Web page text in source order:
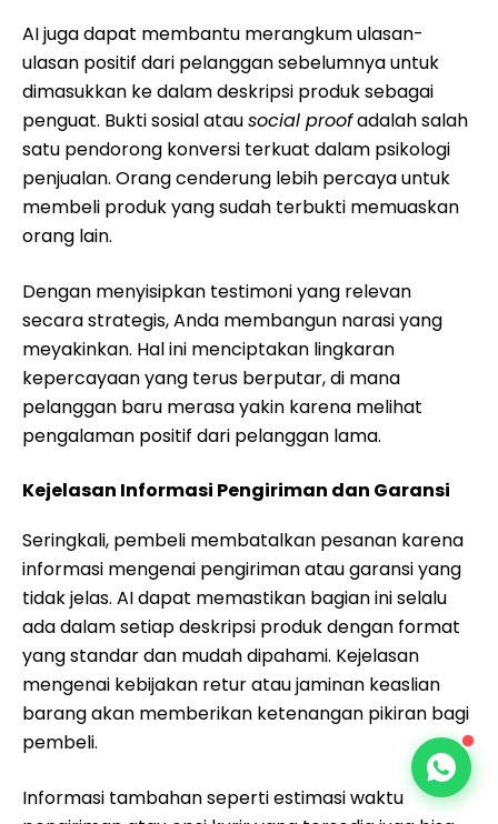
AI juga dapat membantu merangkum ulasan-
ulasan positif dari pelanggan sebelumnya untuk
dimasukkan ke dalam deskripsi produk sebagai
penguat. Bukti sosial atausocial proofadalah salah
satu pendorong konversi terkuat dalam psikologi
penjualan. Orang cenderung lebih percaya untuk
membeli produk yang sudah terbukti memuaskan
orang lain.
Dengan menyisipkan testimoni yang relevan
secara strategis, Anda membangun narasi yang
meyakinkan. Hal ini menciptakan lingkaran
kepercayaan yang terus berputar, di mana
pelanggan baru merasa yakin karena melihat
pengalaman positif dari pelanggan lama.
Kejelasan Informasi Pengiriman dan Garansi
Seringkali, pembeli membatalkan pesanan karena
informasi mengenai pengiriman atau garansi yang
tidak jelas. AI dapat memastikan bagian ini selalu
ada dalam setiap deskripsi produk dengan format
yang standar dan mudah dipahami. Kejelasan
mengenai kebijakan retur atau jaminan keaslian
barang akan memberikan ketenangan pikiran bagi
pembeli.
Informasi tambahan seperti estimasi waktu